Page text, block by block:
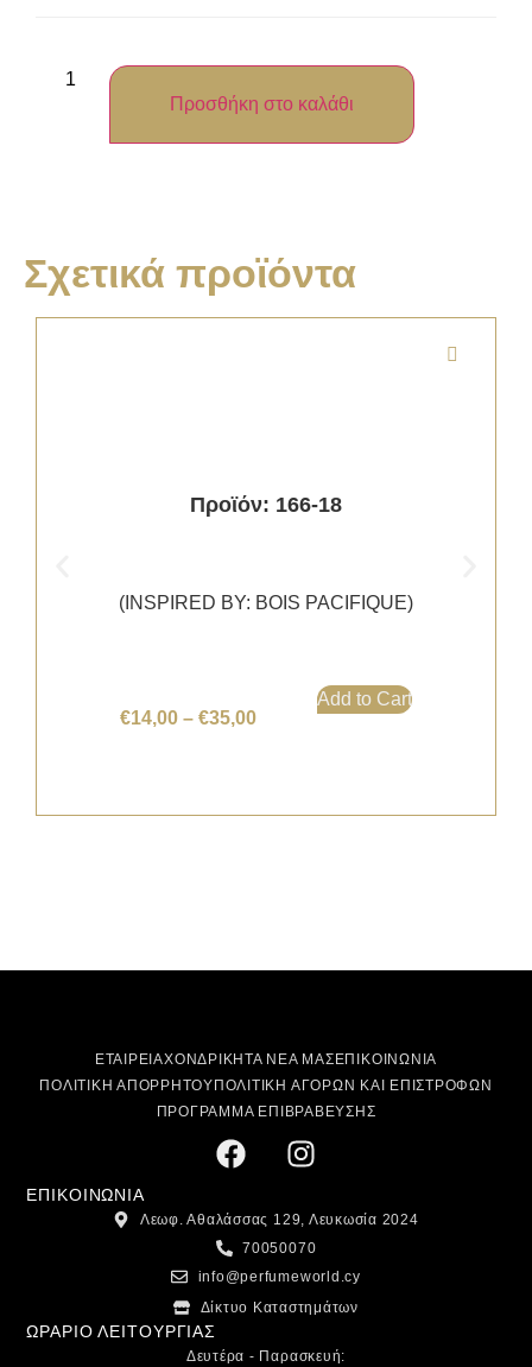
Προσθήκη στο καλάθι
Σχετικά προϊόντα
Προϊόν: 166-18
(INSPIRED BY: BOIS PACIFIQUE)
€14,00 – €35,00
Add to Cart
ΕΤΑΙΡΕΙΑΧΟΝΔΡΙΚΗΤΑ ΝΕΑ ΜΑΣΕΠΙΚΟΙΝΩΝΙΑ
ΠΟΛΙΤΙΚΗ ΑΠΟΡΡΗΤΟΥΠΟΛΙΤΙΚΗ ΑΓΟΡΩΝ ΚΑΙ ΕΠΙΣΤΡΟΦΩΝ
ΠΡΟΓΡΑΜΜΑ ΕΠΙΒΡΑΒΕΥΣΗΣ
ΕΠΙΚΟΙΝΩΝΙΑ
Λεωφ. Αθαλάσσας 129, Λευκωσία 2024
70050070
info@perfumeworld.cy
Δίκτυο Καταστημάτων
ΩΡΑΡΙΟ ΛΕΙΤΟΥΡΓΙΑΣ
Δευτέρα - Παρασκευή: